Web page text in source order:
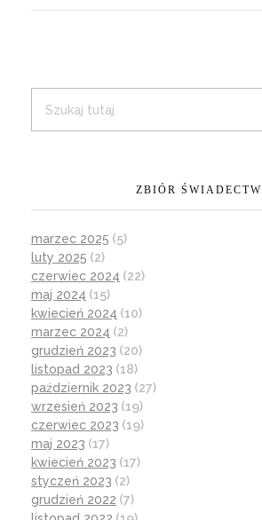
ZBIÓR ŚWIADECTW
marzec 2025 (5)
luty 2025 (2)
czerwiec 2024 (22)
maj 2024 (15)
kwiecień 2024 (10)
marzec 2024 (2)
grudzień 2023 (20)
listopad 2023 (18)
październik 2023 (27)
wrzesień 2023 (19)
czerwiec 2023 (19)
maj 2023 (17)
kwiecień 2023 (17)
styczeń 2023 (2)
grudzień 2022 (7)